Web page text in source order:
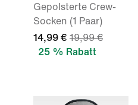
Gepolsterte Crew-
Socken (1 Paar)
14,99 € 19,99 €
25 % Rabatt